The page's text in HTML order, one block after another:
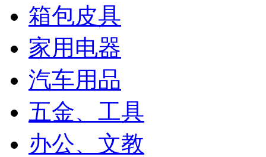
箱包皮具
家用电器
汽车用品
五金、工具
办公、文教